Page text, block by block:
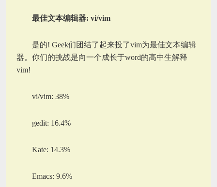
最佳文本编辑器: vi/vim
是的! Geek们团结了起来投了vim为最佳文本编辑
器。你们的挑战是向一个成长于word的高中生解释
vim!
vi/vim: 38%
gedit: 16.4%
Kate: 14.3%
Emacs: 9.6%